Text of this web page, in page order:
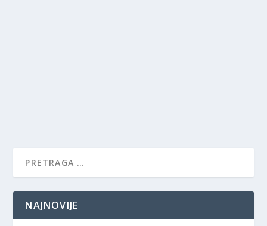
NAJNOVIJE